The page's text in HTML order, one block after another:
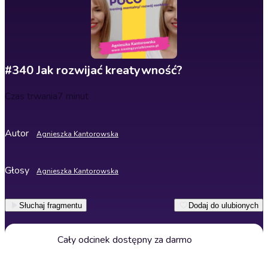
#340 Jak rozwijać kreatywność?
Czas trwania7 minut
Autor Agnieszka Kantorowska
Głosy Agnieszka Kantorowska
Słuchaj fragmentu Dodaj do ulubionych
Cały odcinek dostępny za darmo